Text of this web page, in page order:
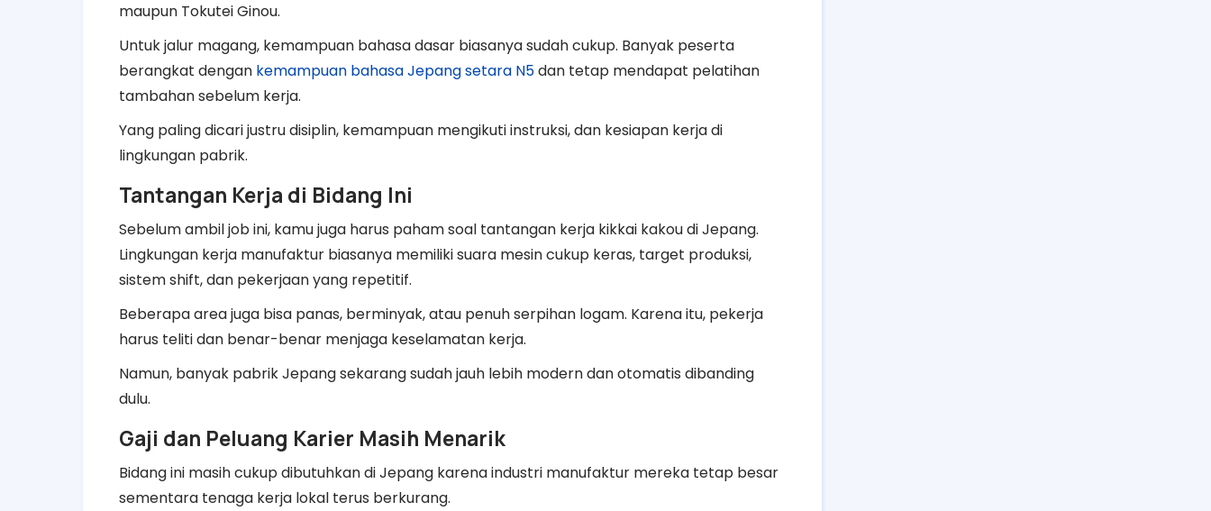
maupun Tokutei Ginou.
Untuk jalur magang, kemampuan bahasa dasar biasanya sudah cukup. Banyak peserta
berangkat dengan kemampuan bahasa Jepang setara N5dan tetap mendapat pelatihan
tambahan sebelum kerja.
Yang paling dicari justru disiplin, kemampuan mengikuti instruksi, dan kesiapan kerja di
lingkungan pabrik.
Tantangan Kerja di Bidang Ini
Sebelum ambil job ini, kamu juga harus paham soal tantangan kerja kikkai kakou di Jepang.
Lingkungan kerja manufaktur biasanya memiliki suara mesin cukup keras, target produksi,
sistem shift, dan pekerjaan yang repetitif.
Beberapa area juga bisa panas, berminyak, atau penuh serpihan logam. Karena itu, pekerja
harus teliti dan benar-benar menjaga keselamatan kerja.
Namun, banyak pabrik Jepang sekarang sudah jauh lebih modern dan otomatis dibanding
dulu.
Gaji dan Peluang Karier Masih Menarik
Bidang ini masih cukup dibutuhkan di Jepang karena industri manufaktur mereka tetap besar
sementara tenaga kerja lokal terus berkurang.